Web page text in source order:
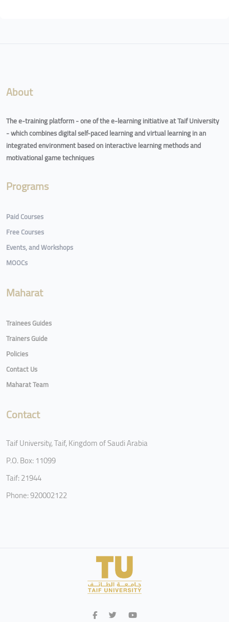
About
The e-training platform - one of the e-learning initiative at Taif University
- which combines digital self-paced learning and virtual learning in an
integrated environment based on interactive learning methods and
motivational game techniques
Programs
Paid Courses
Free Courses
Events, and Workshops
MOOCs
Maharat
Trainees Guides
Trainers Guide
Policies
Contact Us
Maharat Team
Contact
Taif University, Taif, Kingdom of Saudi Arabia
P.O. Box: 11099
Taif: 21944
Phone: 920002122